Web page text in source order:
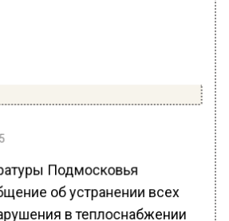
Подмосковья
об устранении всех
в теплоснабжении